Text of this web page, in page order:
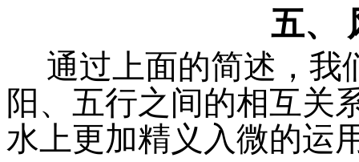
五、
通过上面的简述，我
阳、五行之间的相互关
水上更加精义入微的运